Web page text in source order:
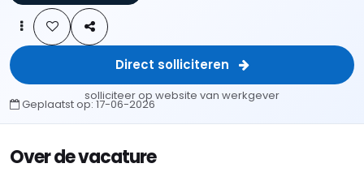
Direct solliciteren
solliciteer op website van werkgever
Geplaatst op:17-06-2026
Over de vacature